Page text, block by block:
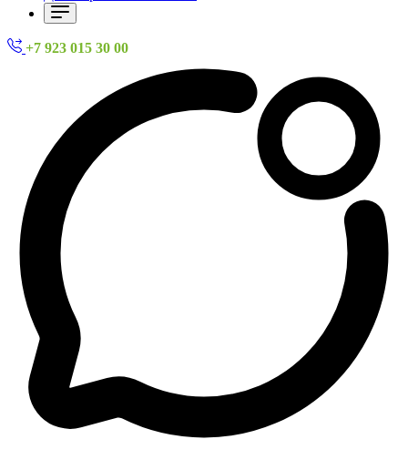
+7 923 015 30 00